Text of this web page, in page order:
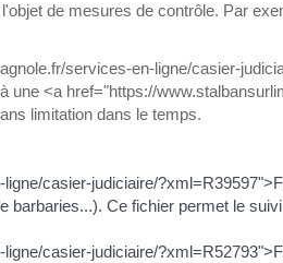
de mesures de contrôle. Par
services-en-ligne/casier-
<a href="https://
limitation dans le temps.
casier-judiciaire/
Ce fichier permet le
casier-judiciaire/